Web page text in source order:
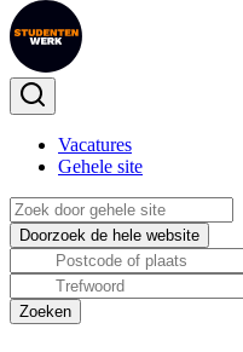
Vacatures
Gehele site